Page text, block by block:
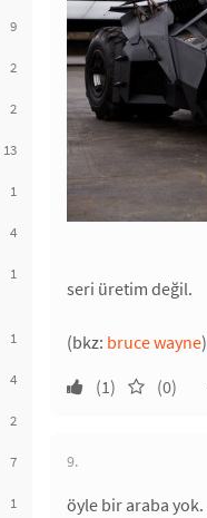
9
2
2
13
1
4
1
1
4
2
7
1
seri üretim değil.
(bkz: bruce wayne)
(1)
(0)
9.
öyle bir araba yok.